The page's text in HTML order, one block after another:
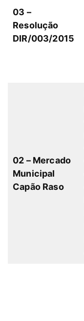
03 –
Resolução
DIR/003/2015
02 – Mercado
Municipal
Capão Raso